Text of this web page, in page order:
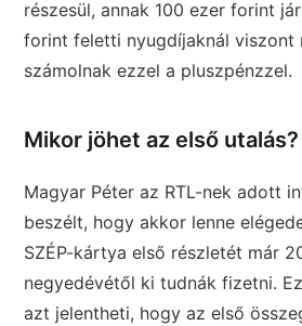
részesül, annak 100 ezer forint
forint feletti nyugdíjaknál viszont
számolnak ezzel a pluszpénzzel.
Mikor jöhet az első utalás?
Magyar Péter az RTL-nek adott
beszélt, hogy akkor lenne
SZÉP-kártya első részletét már
negyedévétől ki tudnák fizetni.
azt jelentheti, hogy az első